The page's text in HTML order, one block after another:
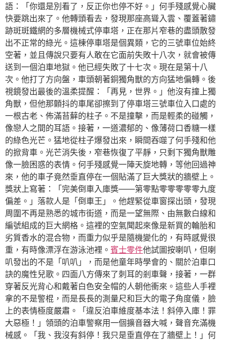
語：「你還是別看了，反正你也停不好。」何手殘感覺心臟
快要跳出來了。他轉頭看去，發現那座高聳入雲、覆蓋著鏽
跡斑斑鐵網的多層機械式停車塔，正在那片窄巷的盡頭散發
出不正常的綠光。這棟停車塔是個異類，它的三號車位始終
空著，並且傳說只要有人敢在它面前失敗十八次，就會被傳
送到一個泊車地獄。他已經失敗了十七次。現在是第十八
次。他打了方向盤，車頭朝著銅獨角獸的方向猛地偏轉。後
視鏡發出最後的溫柔提醒：「再見，世界。」他沒有撞上獨
角獸，但他那顫抖的車尾卻擦到了停車塔三號車位入口處的
一根古老、佈滿苔蘚的柱子。不是撞擊，而是輕柔的碰觸，
像戀人之間的耳語。接著，一道濃郁的、像薄荷口香糖一樣
的綠色光芒。猛地從柱子爆發出來，瞬間吞噬了何手殘和他
的掀背車。光芒消失後，窄巷恢復了平靜，只剩下獨角獸雕
像一臉困惑的表情。何手殘感覺一陣天旋地轉，等他回過神
來，他的車子竟然垂直停在一個貼滿了巨大獎狀的牆壁上。
獎狀上寫著：「完美倒車入庫獎——第零點零零零零零九度
偏差。」落款人是「倒車王」。他趕緊從車窗探出頭，發現
周圍不再是熟悉的城市街道，而是一望無際、由無數白線和
編號組成的巨大網格。這裡的空氣聞起來像是新買的輪胎和
劣質香水的混合物，而重力似乎是隨機變化的，有時感覺很
重，有時像漂浮在游泳池裡。 賓士零件他試圖按喇叭，但喇
叭發出的不是「叭叭」，而是他童年時學會的、關於泊車口
訣的魔性兒歌。四面八方傳來了刺耳的剎車聲，接著，一群
穿著反光背心和戴著白色安全帽的人朝他衝來。這些人手裡
拿的不是警棍，而是長長的測量尺和巨大的電子角度儀，臉
上的表情極度嚴肅。「違反泊車維度基本法！斜停入庫！罪
大惡極！」領頭的泊車警察用一個擴音器大喊，聲音充滿機
械感。「我、我沒有斜停！我只是垂直停在了牆壁上！」何